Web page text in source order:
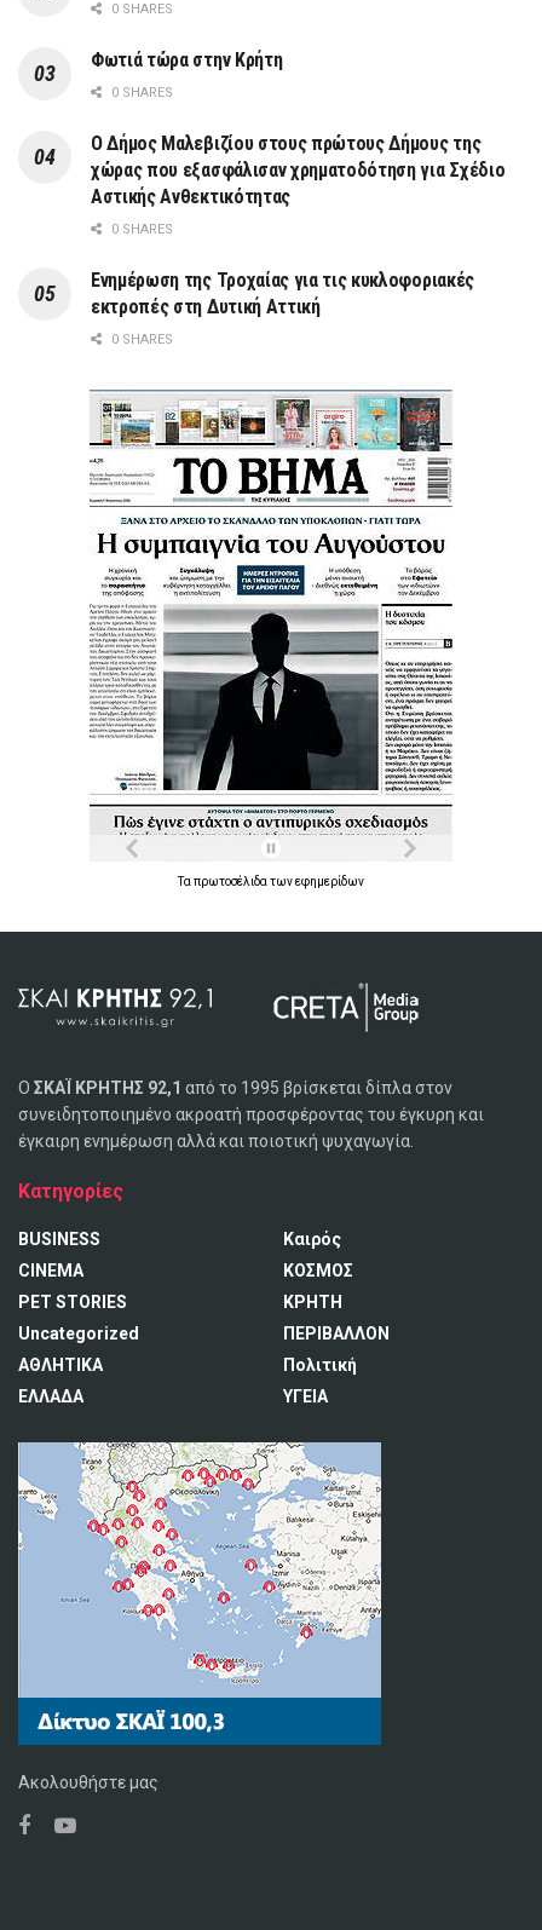
0 SHARES
Φωτιά τώρα στην Κρήτη
0 SHARES
Ο Δήμος Μαλεβιζίου στους πρώτους Δήμους της
χώρας που εξασφάλισαν χρηματοδότηση για Σχέδιο
Αστικής Ανθεκτικότητας
0 SHARES
Ενημέρωση της Τροχαίας για τις κυκλοφοριακές
εκτροπές στη Δυτική Αττική
0 SHARES
Ταπρωτοσέλιδατωνεφημερίδων
Ο ΣΚΑΪ ΚΡΗΤΗΣ 92,1 από το 1995 βρίσκεται δίπλα στον
συνειδητοποιημένο ακροατή προσφέροντας του έγκυρη και
έγκαιρη ενημέρωση αλλά και ποιοτική ψυχαγωγία.
Κατηγορίες
BUSINESS
CINEMA
PET STORIES
Uncategorized
ΑΘΛΗΤΙΚΑ
ΕΛΛΑΔΑ
Καιρός
ΚΟΣΜΟΣ
ΚΡΗΤΗ
ΠΕΡΙΒΑΛΛΟΝ
Πολιτική
ΥΓΕΙΑ
Ακολουθήστε μας